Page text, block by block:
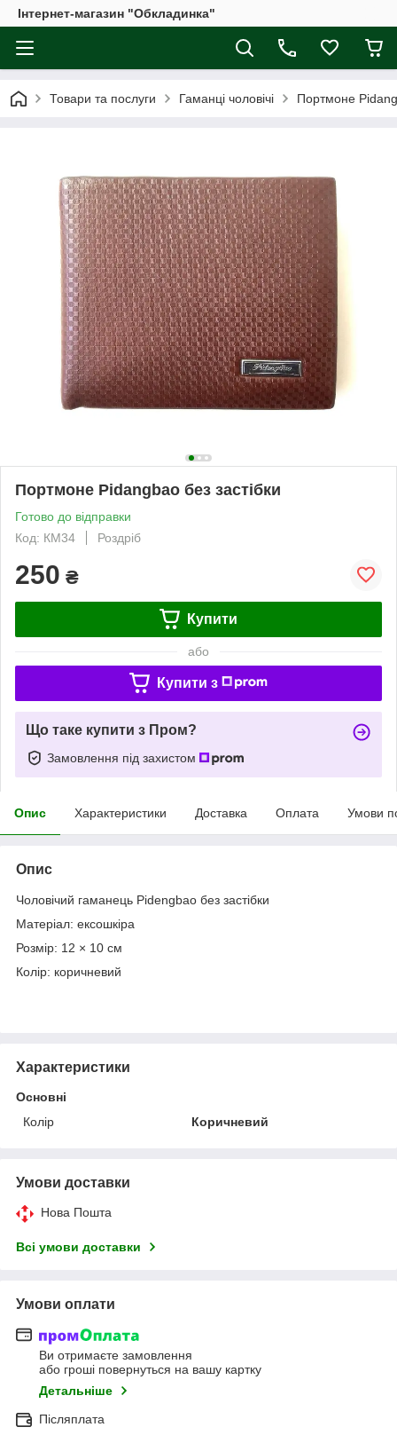
Інтернет-магазин "Обкладинка"
Товари та послуги Гаманці чоловічі Портмоне
Портмоне Pidangbao без застібки
Готово до відправки
Код: КМ34
Роздріб
250 ₴
Купити
або
Купити з
Що таке купити з Пром?
Замовлення під захистом
Опис Характеристики Доставка Оплата Умови
Опис
Чоловічий гаманець Pidengbao без застібки
Матеріал: ексошкіра
Розмір: 12 × 10 см
Колір: коричневий
Характеристики
Основні
Колір
Коричневий
Умови доставки
Нова Пошта
Всі умови доставки
Умови оплати
Ви отримаєте замовлення
або гроші повернуться на вашу картку
Детальніше
Післяплата